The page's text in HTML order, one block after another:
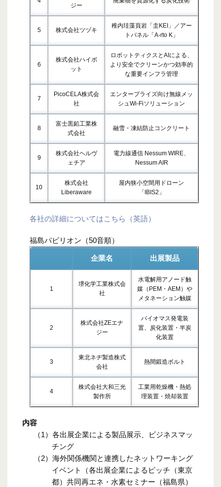
ジー
5 株式会社ツヅキ
稚内珪藻頁岩「圭KEI」／アー
トパネル「A-rto K」
6
株式会社ハイボ
ット
ロボットティクスとAIによる、
より安全でクリーンかつ効率的
な重要インフラ管理
7
PicoCELA株式会
社
エンタープライズ向け無線メッ
シュWi-Fiソリューション
8
富士黒鉛工業株
式会社
融雪・凍結防止コンクリート
9
株式会社ヘルヴ
ェチア
電力線通信 Nessum WIRE、
Nessum AIR
10
株式会社
Liberaware
屋内狭小空間用ドローン
「IBIS2」
各社の詳細についてはこちら（英語）
福島パビリオン（50音順）
企業名 出展製品
1
堺化学工業株式会
社
水電解用アノード触
媒（PEM・AEM）や
メタネーション触媒
2
株式会社ZEエナ
ジー
バイオマス発電装
置、炭化装置・半炭
化装置
3
東北ネヂ製造株式
会社
熱間鍛造ボルト
4
株式会社大和三光
製作所
工業用乾燥機・熱処
理装置・焼却装置
内容
（1）各出展企業による製品展示、ビジネスマッ
チング
（2）海外関係機関と連携したネットワーキング
イベント（各出展企業によるピッチ（東京
都）共同再エネ・水素セミナー（福島県）